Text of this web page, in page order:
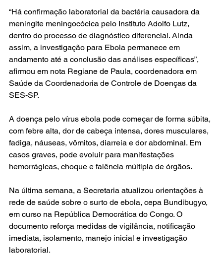
“Há confirmação laboratorial da bactéria causadora da
meningite meningocócica pelo Instituto Adolfo Lutz,
dentro do processo de diagnóstico diferencial. Ainda
assim, a investigação para Ebola permanece em
andamento até a conclusão das análises específicas”,
afirmou em nota Regiane de Paula, coordenadora em
Saúde da Coordenadoria de Controle de Doenças da
SES-SP.
A doença pelo vírus ebola pode começar de forma súbita,
com febre alta, dor de cabeça intensa, dores musculares,
fadiga, náuseas, vômitos, diarreia e dor abdominal. Em
casos graves, pode evoluir para manifestações
hemorrágicas, choque e falência múltipla de órgãos.
Na última semana, a Secretaria atualizou orientações à
rede de saúde sobre o surto de ebola, cepa Bundibugyo,
em curso na República Democrática do Congo. O
documento reforça medidas de vigilância, notificação
imediata, isolamento, manejo inicial e investigação
laboratorial.